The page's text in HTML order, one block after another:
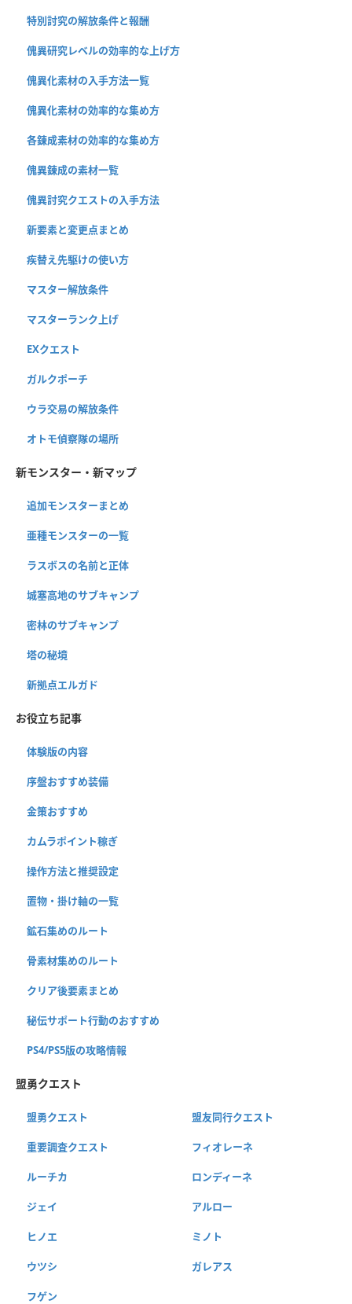
特別討究の解放条件と報酬
傀異研究レベルの効率的な上げ方
傀異化素材の入手方法一覧
傀異化素材の効率的な集め方
各錬成素材の効率的な集め方
傀異錬成の素材一覧
傀異討究クエストの入手方法
新要素と変更点まとめ
疾替え先駆けの使い方
マスター解放条件
マスターランク上げ
EXクエスト
ガルクポーチ
ウラ交易の解放条件
オトモ偵察隊の場所
新モンスター・新マップ
追加モンスターまとめ
亜種モンスターの一覧
ラスボスの名前と正体
城塞高地のサブキャンプ
密林のサブキャンプ
塔の秘境
新拠点エルガド
お役立ち記事
体験版の内容
序盤おすすめ装備
金策おすすめ
カムラポイント稼ぎ
操作方法と推奨設定
置物・掛け軸の一覧
鉱石集めのルート
骨素材集めのルート
クリア後要素まとめ
秘伝サポート行動のおすすめ
PS4/PS5版の攻略情報
盟勇クエスト
盟勇クエスト 盟友同行クエスト
重要調査クエスト フィオレーネ
ルーチカ ロンディーネ
ジェイ アルロー
ヒノエ ミノト
ウツシ ガレアス
フゲン